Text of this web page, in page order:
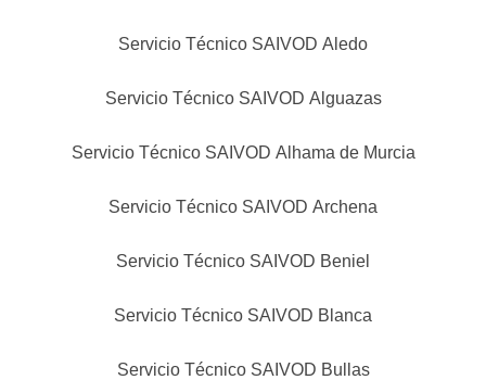
Servicio Técnico SAIVOD Aledo
Servicio Técnico SAIVOD Alguazas
Servicio Técnico SAIVOD Alhama de Murcia
Servicio Técnico SAIVOD Archena
Servicio Técnico SAIVOD Beniel
Servicio Técnico SAIVOD Blanca
Servicio Técnico SAIVOD Bullas